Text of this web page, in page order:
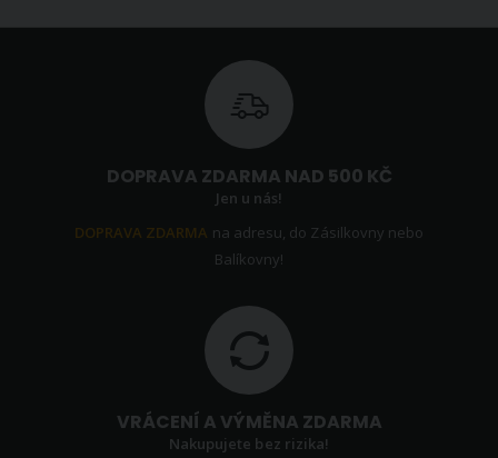
DOPRAVA ZDARMA NAD 500 KČ
Jen u nás!
DOPRAVA ZDARMA na adresu, do Zásilkovny nebo
Balíkovny!
VRÁCENÍ A VÝMĚNA ZDARMA
Nakupujete bez rizika!